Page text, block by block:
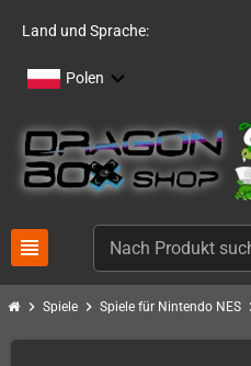
Land und Sprache:
Polen
view_headline
chevron_right Spiele chevron_right Spiele für Nintendo NES